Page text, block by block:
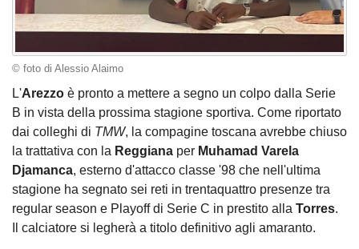
© foto di Alessio Alaimo
L'Arezzo è pronto a mettere a segno un colpo dalla Serie
B in vista della prossima stagione sportiva. Come riportato
dai colleghi di TMW, la compagine toscana avrebbe chiuso
la trattativa con la Reggiana per Muhamad Varela
Djamanca, esterno d'attacco classe '98 che nell'ultima
stagione ha segnato sei reti in trentaquattro presenze tra
regular season e Playoff di Serie C in prestito alla Torres.
Il calciatore si legherà a titolo definitivo agli amaranto.